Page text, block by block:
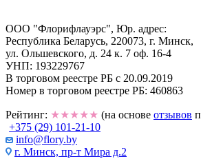
ООО "Флорифлауэрс", Юр. адрес:
Республика Беларусь, 220073, г. Минск,
ул. Ольшевского, д. 24 к. 7 оф. 16-4
УНП: 193229767
В торговом реестре РБ с 20.09.2019
Номер в торговом реестре РБ: 460863
Рейтинг: ★★★★★ (на основе отзывов
+375 (29) 101-21-10
info@flory.by
г. Минск, пр-т Мира д.2